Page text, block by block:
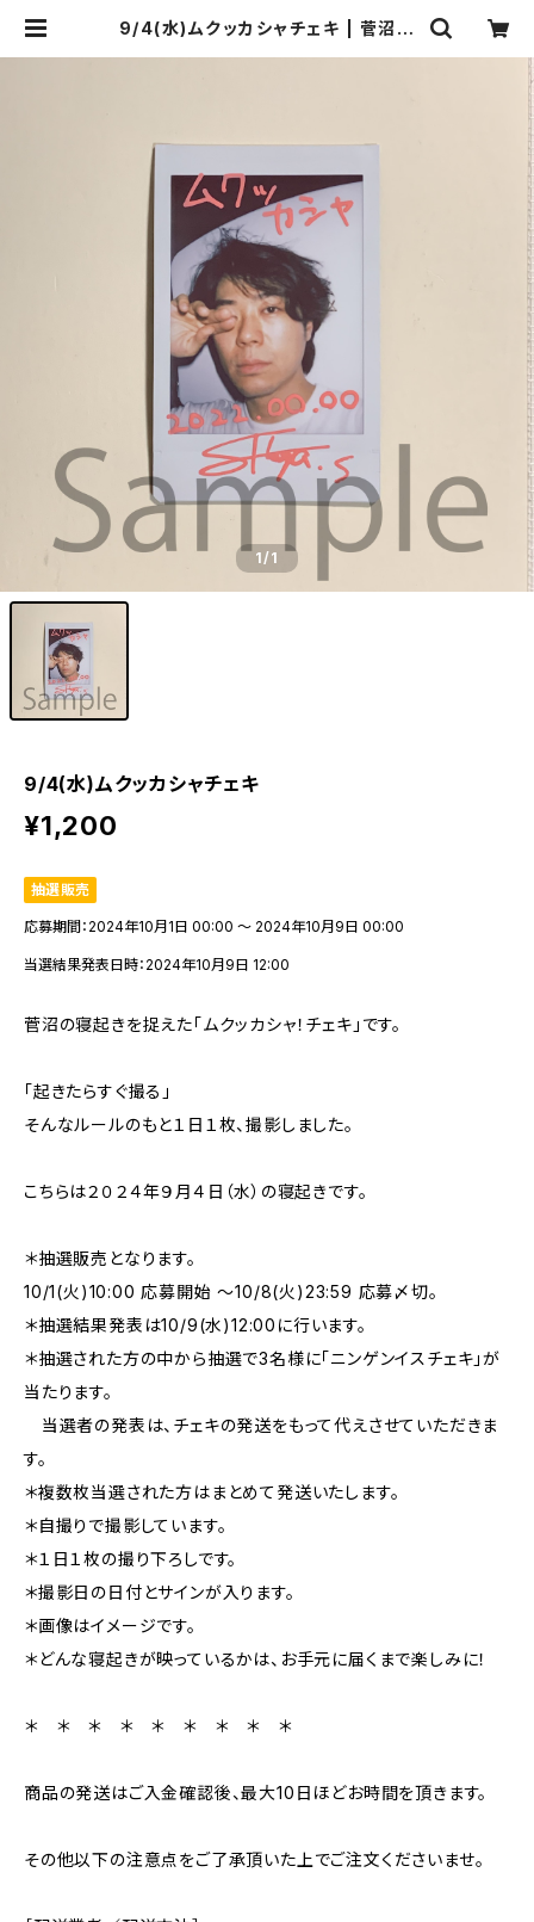
9/4(水)ムクッカシャチェキ | 菅沼商
1/1
9/4(水)ムクッカシャチェキ
¥1,200
抽選販売
応募期間：2024年10月1日 00:00 〜 2024年10月9日 00:00
当選結果発表日時：2024年10月9日 12:00
菅沼の寝起きを捉えた「ムクッカシャ！チェキ」です。
「起きたらすぐ撮る」
そんなルールのもと１日１枚、撮影しました。
こちらは２０２４年９月４日（水）の寝起きです。
＊抽選販売となります。
10/1(火)10:00 応募開始 〜10/8(火)23:59 応募〆切。
＊抽選結果発表は10/9(水)12:00に行います。
＊抽選された方の中から抽選で3名様に「ニンゲンイスチェキ」が
当たります。
当選者の発表は、チェキの発送をもって代えさせていただきま
す。
＊複数枚当選された方はまとめて発送いたします。
＊自撮りで撮影しています。
＊１日１枚の撮り下ろしです。
＊撮影日の日付とサインが入ります。
＊画像はイメージです。
＊どんな寝起きが映っているかは、お手元に届くまで楽しみに！
＊ ＊ ＊ ＊ ＊ ＊ ＊ ＊ ＊
商品の発送はご入金確認後、最大10日ほどお時間を頂きます。
その他以下の注意点をご了承頂いた上でご注文くださいませ。